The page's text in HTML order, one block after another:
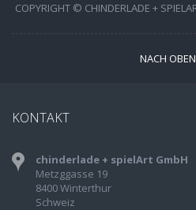
COPYRIGHT © CHINDERLADE +
NACH OBEN
KONTAKT
chinderlade + spielArt GmbH
Metzggasse 19
8400 Winterthur
Schweiz